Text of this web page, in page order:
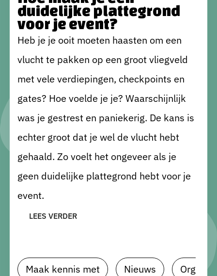
Bedrijfsfeest
Beurs
Corporate Festival
Blogs
Cases
duidelijke plattegrond
voor je event?
Heb je je ooit moeten haasten om een
vlucht te pakken op een groot vliegveld
met vele verdiepingen, checkpoints en
gates? Hoe voelde je je? Waarschijnlijk
was je gestrest en paniekerig. De kans is
echter groot dat je wel de vlucht hebt
gehaald. Zo voelt het ongeveer als je
geen duidelijke plattegrond hebt voor je
event.
LEES VERDER
Maak kennis met Nieuws